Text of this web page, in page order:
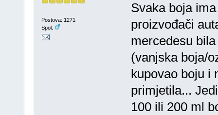
Postova: 1271
Spol:
Svaka boja
proizvođači
mercedesu
(vanjska boja/
kupovao boju i
primjetila...
100 ili 200 ml